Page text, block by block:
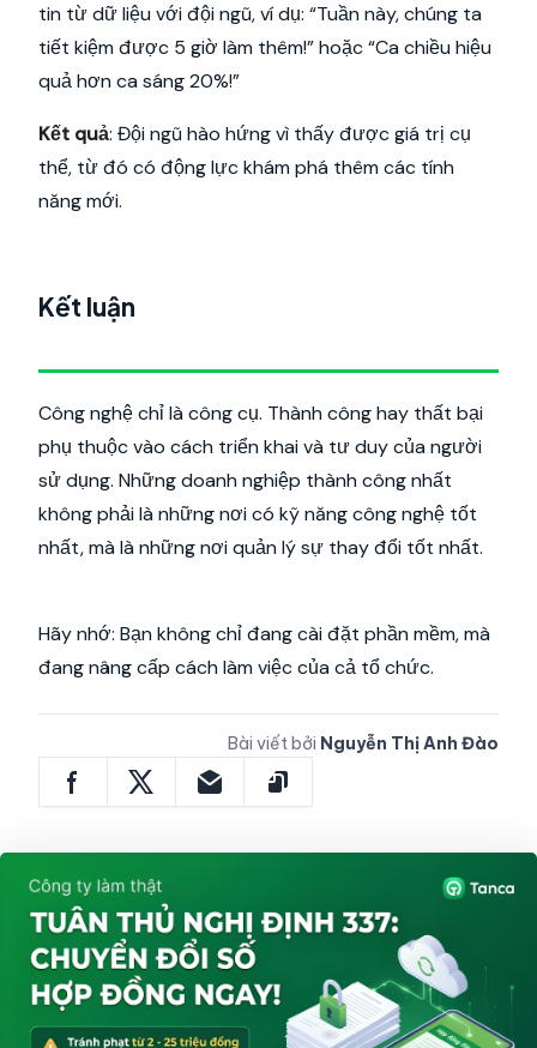
tin từ dữ liệu với đội ngũ, ví dụ: “Tuần này, chúng ta
tiết kiệm được 5 giờ làm thêm!” hoặc “Ca chiều hiệu
quả hơn ca sáng 20%!”
Kết quả: Đội ngũ hào hứng vì thấy được giá trị cụ
thể, từ đó có động lực khám phá thêm các tính
năng mới.
Kết luận
Công nghệ chỉ là công cụ. Thành công hay thất bại
phụ thuộc vào cách triển khai và tư duy của người
sử dụng. Những doanh nghiệp thành công nhất
không phải là những nơi có kỹ năng công nghệ tốt
nhất, mà là những nơi quản lý sự thay đổi tốt nhất.
Hãy nhớ: Bạn không chỉ đang cài đặt phần mềm, mà
đang nâng cấp cách làm việc của cả tổ chức.
Bài viết bởi Nguyễn Thị Anh Đào